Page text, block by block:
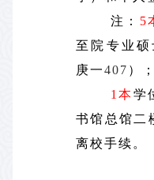
注： 5
至院专业
庚一407 ）；
1本学
书馆总馆二
离校手续。